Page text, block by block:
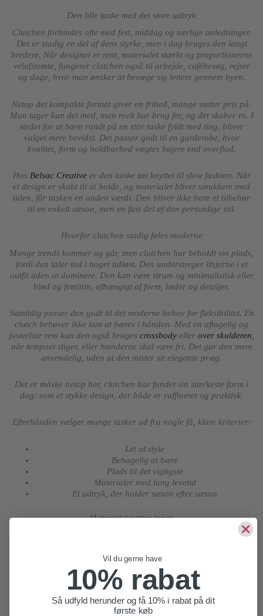
Den lille taske med det store udtryk
Clutchen forbindes ofte med fest, middag og særlige anledninger.
Det er stadig en del af dens styrke, men i dag bruges den langt
bredere. Når designet er rent, materialet stærkt og proportionerne
velafstemte, fungerer clutchen også til arbejde, cafébesøg, rejser
og dage, hvor man ønsker at bevæge sig lettere gennem byen.
Netop det kompakte format giver en frihed, mange sætter pris på.
Man tager kun det med, man reelt har brug for, og det skaber ro. I
stedet for at bære rundt på en stor taske fyldt med ting, bliver
valget mere bevidst. Det passer godt til en garderobe, hvor
kvalitet, form og holdbarhed vægtes højere end overflod.
Hos Belsac Creativeer den tanke tæt knyttet til slow fashion. Når
et design er skabt til at holde, og materialet bliver smukkere med
tiden, får tasken en anden værdi. Den bliver ikke bare et tilbehør
til en enkelt sæson, men en fast del af den personlige stil.
Hvorfor clutchen stadig føles moderne
Mange trends kommer og går, men clutchen har beholdt sin plads,
fordi den taler ind i noget tidløst. Den understreger linjerne i et
outfit uden at dominere. Den kan være stram og minimalistisk eller
blød og feminin, afhængigt af form, læder og detaljer.
Samtidig passer den godt til det moderne behov for fleksibilitet. En
clutch behøver ikke kun at bæres i hånden. Med en aftagelig og
justerbar rem kan den også bruges crossbody eller over skulderen
når tempoet stiger, eller hænderne skal være fri. Det gør den mere
anvendelig, uden at den mister sit elegante præg.
Det er måske netop her, clutchen har fundet sin stærkeste form i
dag: som et stykke design, der både er raffineret og praktisk.
Efterhånden vælger mange tasker ud fra nogle få, klare kriterier:
Let at style
Behagelig at bære
Plads til det vigtigste
Materialer med lang levetid
Et udtryk, der holder sæson efter sæson
Materialet sætter tonen
Når man taler om clutches, er materialet ikke bare en detalje. Det
hånden, og det tilfører dybde til selv en enkel model. Overfladen
reagerer på lys, brug og bevægelse, og det skaber karakter over
tid.
Holdbart læder har også en praktisk fordel. En clutch bliver ofte
Vil du gerne have
10% rabat
Så udfyld herunder og få 10% i rabat på dit
første køb